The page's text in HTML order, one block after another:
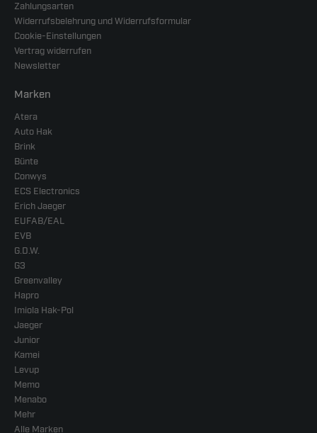
Zahlungsarten
Widerrufsbelehrung und Widerrufsformular
Cookie-Einstellungen
Vertrag widerrufen
Newsletter
Marken
Atera
Auto Hak
Brink
Bünte
Conwys
ECS Electronics
Erich Jaeger
EUFAB/EAL
EVB
G.D.W.
G3
Greenvalley
Hapro
Imiola Hak-Pol
Jaeger
Junior
Kamei
Levup
Memo
Menabo
Mehr
Alle Marken